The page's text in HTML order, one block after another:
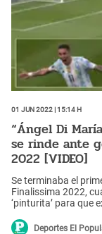
01 Jun 2022 | 15:14 h
“Ángel Di
se rinde ante
2022 [VIDEO]
Se terminaba el
Finalissima 2022,
‘pinturita’ para que
Deportes El